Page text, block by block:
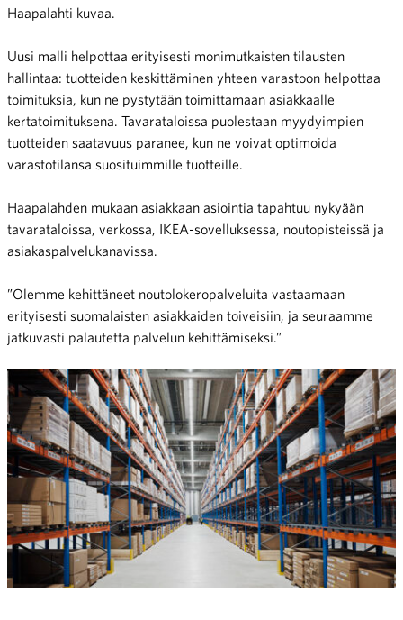
Haapalahti kuvaa.
Uusi malli helpottaa erityisesti monimutkaisten tilausten
hallintaa: tuotteiden keskittäminen yhteen varastoon helpottaa
toimituksia, kun ne pystytään toimittamaan asiakkaalle
kertatoimituksena. Tavarataloissa puolestaan myydyimpien
tuotteiden saatavuus paranee, kun ne voivat optimoida
varastotilansa suosituimmille tuotteille.
Haapalahden mukaan asiakkaan asiointia tapahtuu nykyään
tavarataloissa, verkossa, IKEA-sovelluksessa, noutopisteissä ja
asiakaspalvelukanavissa.
”Olemme kehittäneet noutolokeropalveluita vastaamaan
erityisesti suomalaisten asiakkaiden toiveisiin, ja seuraamme
jatkuvasti palautetta palvelun kehittämiseksi.”